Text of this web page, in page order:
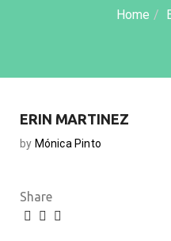
Home
ERIN MARTINEZ
by Mónica Pinto
Share